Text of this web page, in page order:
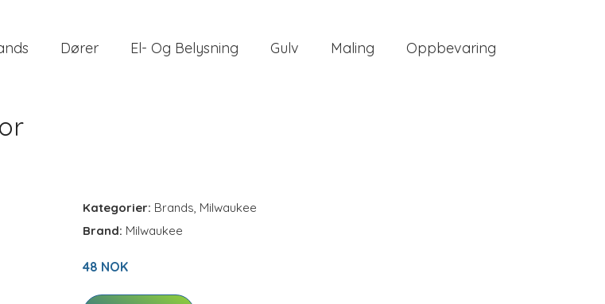
Dører El- Og Belysning Gulv Maling Oppbevaring
Kategorier: Brands, Milwaukee
Brand: Milwaukee
48 NOK